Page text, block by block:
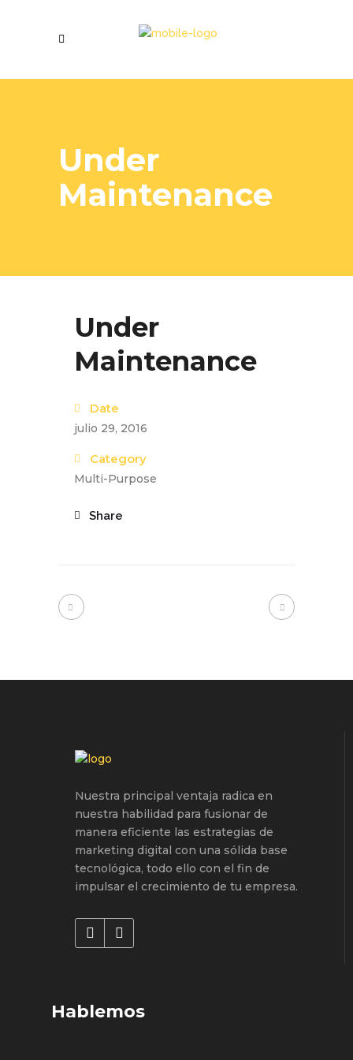
Under
Maintenance
Under
Maintenance
Date
julio 29, 2016
Category
Multi-Purpose
Share
Nuestra principal ventaja radica en
nuestra habilidad para fusionar de
manera eficiente las estrategias de
marketing digital con una sólida base
tecnológica, todo ello con el fin de
impulsar el crecimiento de tu empresa.
Hablemos